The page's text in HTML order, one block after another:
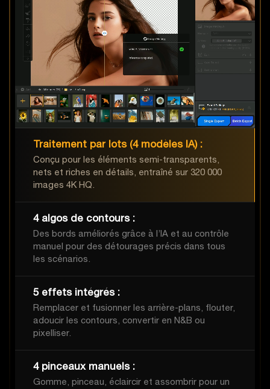
Traitement par lots (4 modèles IA) :
Conçu pour les éléments semi-transparents,
nets et riches en détails, entraîné sur 320 000
images 4K HQ.
4 algos de contours :
Des bords améliorés grâce à l’IA et au contrôle
manuel pour des détourages précis dans tous
les scénarios.
5 effets intégrés :
Remplacer et fusionner les arrière-plans, flouter,
adoucir les contours, convertir en N&B ou
pixelliser.
4 pinceaux manuels :
Gomme, pinceau, éclaircir et assombrir pour un